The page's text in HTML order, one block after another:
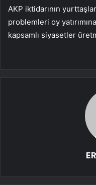
AKP iktidarının
problemleri oy
kapsamlı siyasetler